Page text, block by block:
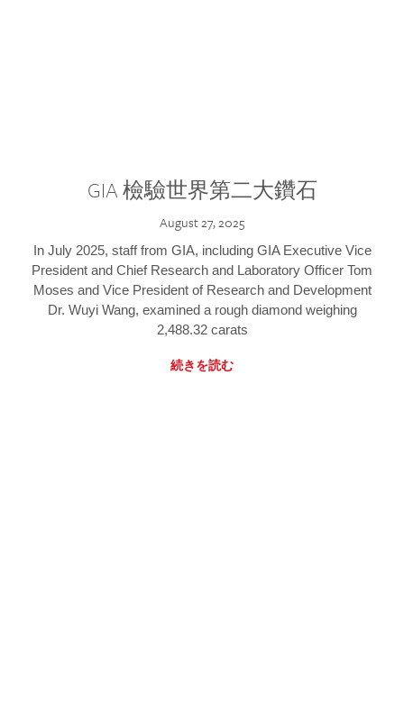
GIA 檢驗世界第二大鑽石
August 27, 2025
In July 2025, staff from GIA, including GIA Executive Vice
President and Chief Research and Laboratory Officer Tom
Moses and Vice President of Research and Development
Dr. Wuyi Wang, examined a rough diamond weighing
2,488.32 carats
続きを読む